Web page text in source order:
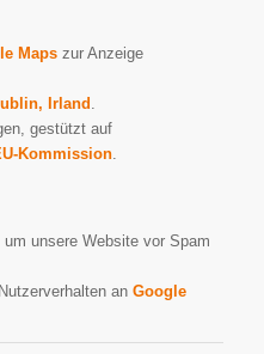
Mapszur Anzeige
Irland
gestützt auf
Kommission.
um unsere Website vor Spam
an Google